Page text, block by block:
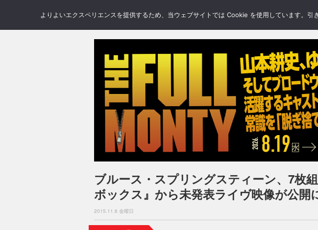
NEWS REVIEWS GALLERY BLOGS FEATURE
ブルース・スプリングスティーン、7枚
ボックス』から未発表ライヴ映像が公開
2015.11.6 金曜日
よりよいエクスペリエンスを提供するため、当ウェブサイトでは Cookie を使用しています。引